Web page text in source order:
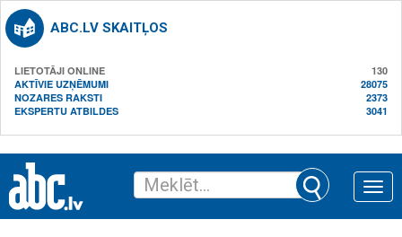
ABC.LV SKAITĻOS
LIETOTĀJI ONLINE
130
AKTĪVIE UZŅĒMUMI
28075
NOZARES RAKSTI
2373
EKSPERTU ATBILDES
3041
Toggle